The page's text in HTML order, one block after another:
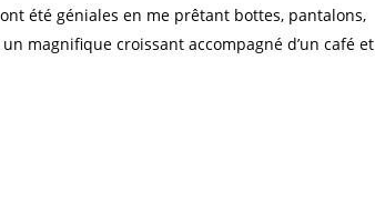
été géniales en me prêtant bottes, pantalons,
magnifique croissant accompagné d’un café et